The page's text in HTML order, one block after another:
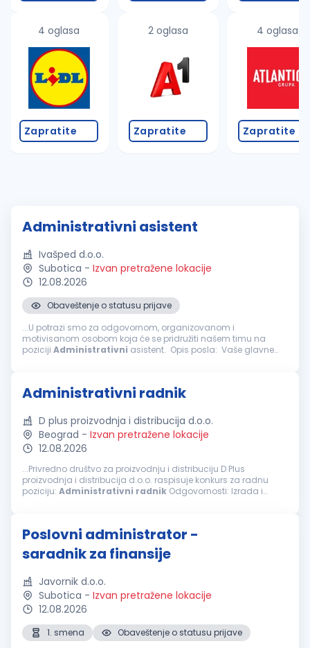
4 oglasa
Zapratite
2 oglasa
Zapratite
4 oglasa
Zapratite
Administrativni asistent
Ivašped d.o.o.
Subotica - Izvan pretražene lokacije
12.08.2026
Obaveštenje o statusu prijave
...U potrazi smo za odgovornom, organizovanom i
motivisanom osobom koja će se pridružiti našem timu na
poziciji Administrativni asistent. Opis posla: Vaše glavne
Administrativni radnik
D plus proizvodnja i distribucija d.o.o.
Beograd - Izvan pretražene lokacije
12.08.2026
...Privredno društvo za proizvodnju i distribuciju D Plus
proizvodnja i distribucija d.o.o. raspisuje konkurs za radnu
poziciju: Administrativni radnik Odgovornosti: Izrada i
Poslovni administrator -
saradnik za finansije
Javornik d.o.o.
Subotica - Izvan pretražene lokacije
12.08.2026
1. smena
Obaveštenje o statusu prijave